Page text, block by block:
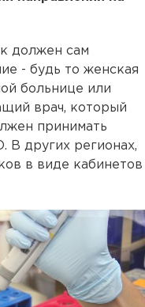
должен сам
- будь то женская
больнице или
врач, который
принимать
В других регионах,
в виде кабинетов